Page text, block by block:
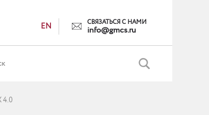
EN СВЯЗАТЬСЯ С НАМИ
info@gmcs.ru
4.0